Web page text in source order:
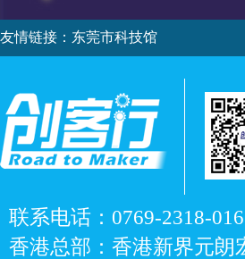
友情链接： 东莞市科技馆
联系电话：0769-2318-
香港总部：香港新界元朗